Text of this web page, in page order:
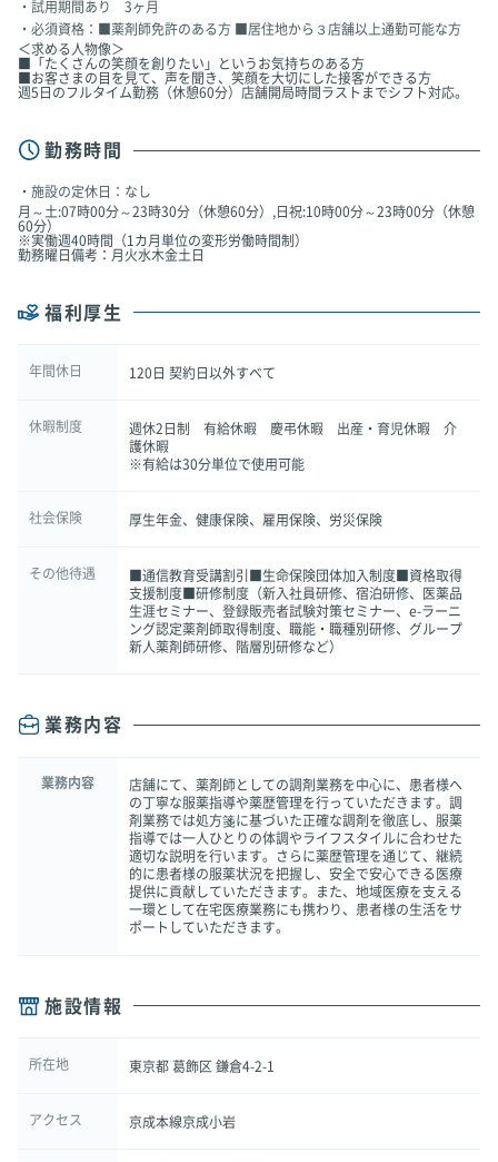
試用期間あり 3ヶ月
必須資格：■薬剤師免許のある方 ■居住地から３店舗以上通勤可能な方
＜求める人物像＞
■「たくさんの笑顔を創りたい」というお気持ちのある方
■お客さまの目を見て、声を聞き、笑顔を大切にした接客ができる方
週5日のフルタイム勤務（休憩60分）店舗開局時間ラストまでシフト対応。
勤務時間
施設の定休日：なし
月～土:07時00分～23時30分（休憩60分）,日祝:10時00分～23時00分（休憩
60分）
※実働週40時間（1カ月単位の変形労働時間制）
勤務曜日備考：月火水木金土日
福利厚生
年間休日 120日 契約日以外すべて
休暇制度
週休2日制 有給休暇 慶弔休暇 出産・育児休暇 介
護休暇
※有給は30分単位で使用可能
社会保険 厚生年金、健康保険、雇用保険、労災保険
その他待遇
■通信教育受講割引■生命保険団体加入制度■資格取得
支援制度■研修制度（新入社員研修、宿泊研修、医薬品
生涯セミナー、登録販売者試験対策セミナー、e-ラーニ
ング認定薬剤師取得制度、職能・職種別研修、グループ
新人薬剤師研修、階層別研修など）
業務内容
業務内容
店舗にて、薬剤師としての調剤業務を中心に、患者様へ
の丁寧な服薬指導や薬歴管理を行っていただきます。調
剤業務では処方箋に基づいた正確な調剤を徹底し、服薬
指導では一人ひとりの体調やライフスタイルに合わせた
適切な説明を行います。さらに薬歴管理を通じて、継続
的に患者様の服薬状況を把握し、安全で安心できる医療
提供に貢献していただきます。また、地域医療を支える
一環として在宅医療業務にも携わり、患者様の生活をサ
ポートしていただきます。
施設情報
所在地 東京都 葛飾区 鎌倉4-2-1
アクセス 京成本線京成小岩